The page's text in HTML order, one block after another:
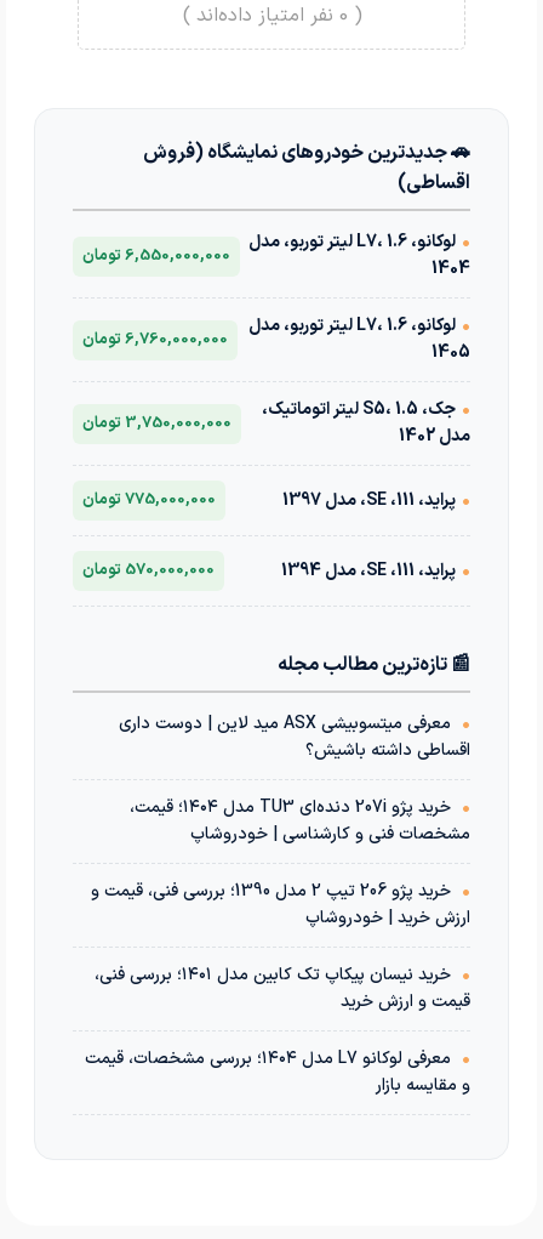
(
0 نفر امتیاز داده‌اند )
🚗 جدیدترین خودروهای نمایشگاه (فروش
اقساطی)
•
لوکانو، L7، 1.6 لیتر توربو، مدل
1404
6,550,000,000 تومان
•
لوکانو، L7، 1.6 لیتر توربو، مدل
1405
6,760,000,000 تومان
•
جک، S5، 1.5 لیتر اتوماتیک،
مدل 1402
3,750,000,000 تومان
• پراید، 111، SE، مدل 1397 775,000,000 تومان
• پراید، 111، SE، مدل 1394 570,000,000 تومان
📰 تازه‌ترین مطالب مجله
•
معرفی میتسوبیشی ASX مید لاین | دوست داری
اقساطی داشته باشیش؟
•
خرید پژو 207i دنده‌ای TU3 مدل ۱۴۰۴؛ قیمت،
مشخصات فنی و کارشناسی | خودروشاپ
•
خرید پژو 206 تیپ 2 مدل 1390؛ بررسی فنی، قیمت و
ارزش خرید | خودروشاپ
•
خرید نیسان پیکاپ تک کابین مدل ۱۴۰۱؛ بررسی فنی،
قیمت و ارزش خرید
•
معرفی لوکانو L7 مدل ۱۴۰۴؛ بررسی مشخصات، قیمت
و مقایسه بازار